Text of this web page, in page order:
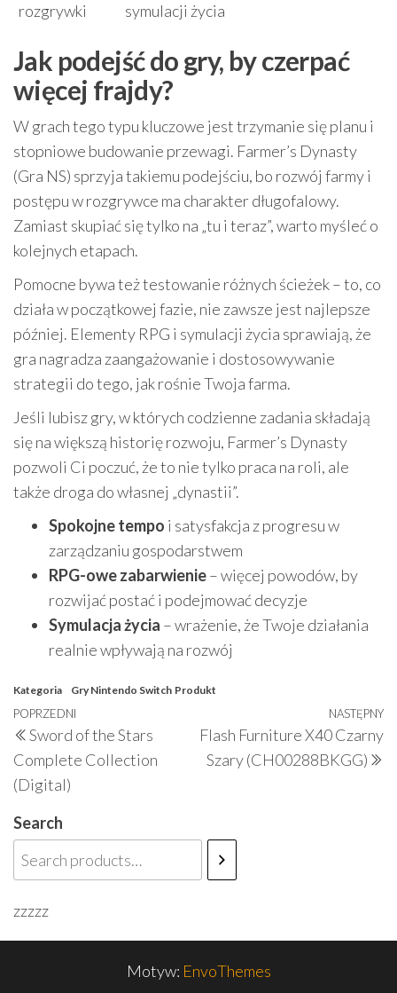
rozgrywki
symulacji życia
Jak podejść do gry, by czerpać
więcej frajdy?
W grach tego typu kluczowe jest trzymanie się planu i
stopniowe budowanie przewagi. Farmer’s Dynasty
(Gra NS) sprzyja takiemu podejściu, bo rozwój farmy i
postępu w rozgrywce ma charakter długofalowy.
Zamiast skupiać się tylko na „tu i teraz”, warto myśleć o
kolejnych etapach.
Pomocne bywa też testowanie różnych ścieżek – to, co
działa w początkowej fazie, nie zawsze jest najlepsze
później. Elementy RPG i symulacji życia sprawiają, że
gra nagradza zaangażowanie i dostosowywanie
strategii do tego, jak rośnie Twoja farma.
Jeśli lubisz gry, w których codzienne zadania składają
się na większą historię rozwoju, Farmer’s Dynasty
pozwoli Ci poczuć, że to nie tylko praca na roli, ale
także droga do własnej „dynastii”.
Spokojne tempo i satysfakcja z progresu w
zarządzaniu gospodarstwem
RPG-owe zabarwienie– więcej powodów, by
rozwijać postać i podejmować decyzje
Symulacja życia – wrażenie, że Twoje działania
realnie wpływają na rozwój
Kategoria Gry Nintendo Switch Produkt
Nawigacja
wpisu
Poprzedni
wpis
POPRZEDNI
Sword of the Stars
Complete Collection
(Digital)
NASTĘPNY
Flash Furniture X40 Czarny
Szary (CH00288BKGG)
Search
zzzzz
Motyw: EnvoThemes